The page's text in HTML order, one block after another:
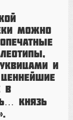
можно
и
в
Князь